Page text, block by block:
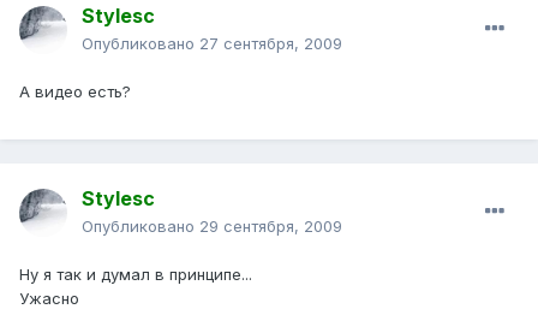
Stylesc
Опубликовано 27 сентября, 2009
А видео есть?
Stylesc
Опубликовано 29 сентября, 2009
Ну я так и думал в принципе...
Ужасно